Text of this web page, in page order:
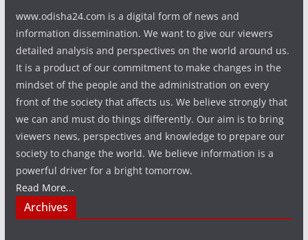
www.odisha24.com is a digital form of news and
information dissemination. We want to give our viewers
detailed analysis and perspectives on the world around us.
It is a product of our commitment to make changes in the
mindset of the people and the administration on every
front of the society that affects us. We believe strongly that
we can and must do things differently. Our aim is to bring
viewers news, perspectives and knowledge to prepare our
society to change the world. We believe information is a
powerful driver for a bright tomorrow.
Read More...
Archives